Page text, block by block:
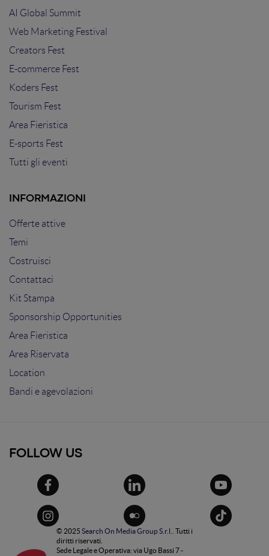
AI Global Summit
Web Marketing Festival
Creators Fest
E-commerce Fest
Koders Fest
Tourism Fest
Area Fieristica
E-sports Fest
Tutti gli eventi
INFORMAZIONI
Offerte attive
Temi
Costruisci
Contattaci
Kit Stampa
Sponsorship Opportunities
Area Fieristica
Area Riservata
Location
Bandi e agevolazioni
FOLLOW US
© 2025 Search On Media Group S.r.l.
. Tutti i
diritti riservati.
Sede Legale e Operativa: via Ugo Bassi 7 -